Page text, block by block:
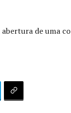
de uma